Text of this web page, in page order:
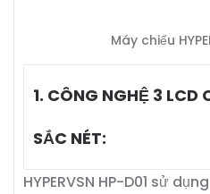
Máy chiếu
1. CÔNG NGHỆ 3 LCD
SẮC NÉT:
HYPERVSN HP-D01 sử